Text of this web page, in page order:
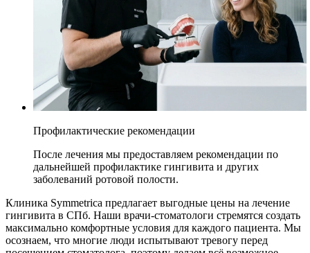
Профилактические рекомендации
После лечения мы предоставляем рекомендации по
дальнейшей профилактике гингивита и других
заболеваний ротовой полости.
Клиника Symmetrica предлагает выгодные цены на лечение
гингивита в СПб. Наши врачи-стоматологи стремятся создать
максимально комфортные условия для каждого пациента. Мы
осознаем, что многие люди испытывают тревогу перед